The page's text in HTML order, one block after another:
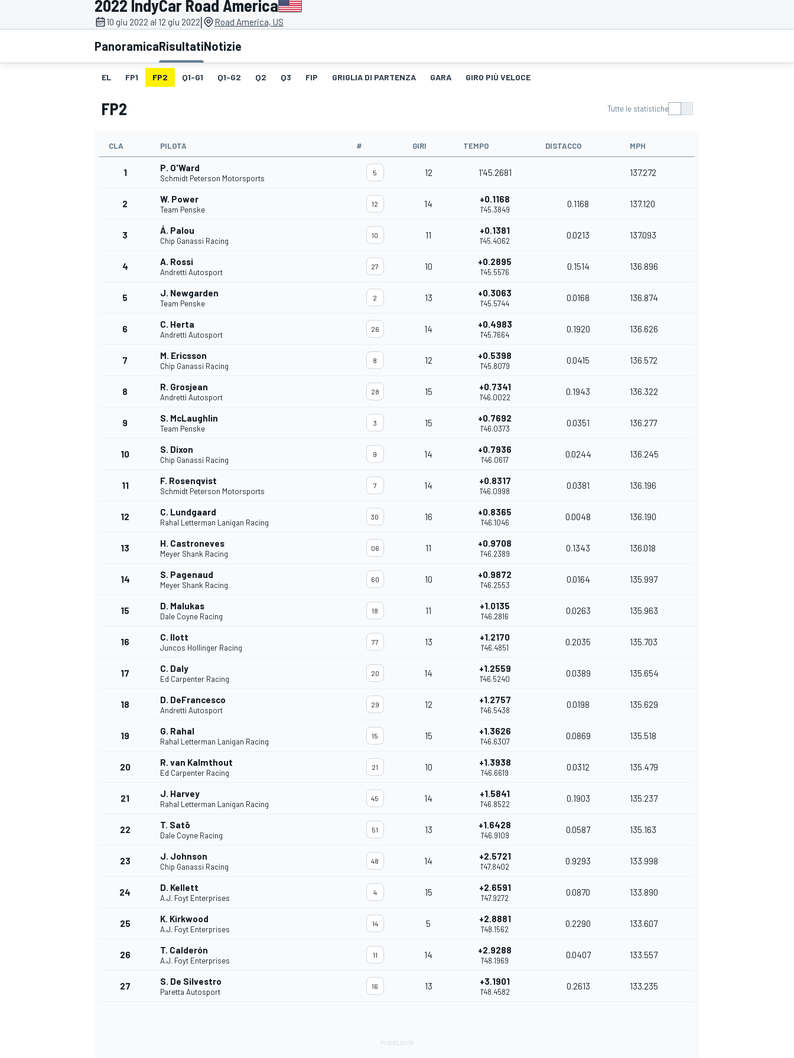
MOTOGP WEC
WRC
MONOPOSTO
2022 IndyCar Road America
10 giu 2022 al 12 giu 2022| Road America, US
PanoramicaRisultatiNotizie
EL FP1 FP2 Q1-G1 Q1-G2 Q2 Q3 FIP GRIGLIA DI PARTENZA GARA GIRO PIÙ VELOCE
FP2 Tutte le statistiche
CLA PILOTA # GIRI TEMPO DISTACCO MPH
1 P. O'Ward
Schmidt Peterson Motorsports
5 12 1'45.2681 137.272
2 W. Power
Team Penske
12 14 +0.1168
1'45.3849
0.1168 137.120
3 Á. Palou
Chip Ganassi Racing
10 11 +0.1381
1'45.4062
0.0213 137.093
4 A. Rossi
Andretti Autosport
27 10 +0.2895
1'45.5576
0.1514 136.896
5 J. Newgarden
Team Penske
2 13 +0.3063
1'45.5744
0.0168 136.874
6 C. Herta
Andretti Autosport
26 14 +0.4983
1'45.7664
0.1920 136.626
7 M. Ericsson
Chip Ganassi Racing
8 12 +0.5398
1'45.8079
0.0415 136.572
8 R. Grosjean
Andretti Autosport
28 15 +0.7341
1'46.0022
0.1943 136.322
9 S. McLaughlin
Team Penske
3 15 +0.7692
1'46.0373
0.0351 136.277
10 S. Dixon
Chip Ganassi Racing
9 14 +0.7936
1'46.0617
0.0244 136.245
11 F. Rosenqvist
Schmidt Peterson Motorsports
7 14 +0.8317
1'46.0998
0.0381 136.196
12 C. Lundgaard
Rahal Letterman Lanigan Racing
30 16 +0.8365
1'46.1046
0.0048 136.190
13 H. Castroneves
Meyer Shank Racing
06 11 +0.9708
1'46.2389
0.1343 136.018
14 S. Pagenaud
Meyer Shank Racing
60 10 +0.9872
1'46.2553
0.0164 135.997
15 D. Malukas
Dale Coyne Racing
18 11 +1.0135
1'46.2816
0.0263 135.963
16 C. Ilott
Juncos Hollinger Racing
77 13 +1.2170
1'46.4851
0.2035 135.703
17 C. Daly
Ed Carpenter Racing
20 14 +1.2559
1'46.5240
0.0389 135.654
18 D. DeFrancesco
Andretti Autosport
29 12 +1.2757
1'46.5438
0.0198 135.629
19 G. Rahal
Rahal Letterman Lanigan Racing
15 15 +1.3626
1'46.6307
0.0869 135.518
20 R. van Kalmthout
Ed Carpenter Racing
21 10 +1.3938
1'46.6619
0.0312 135.479
21 J. Harvey
Rahal Letterman Lanigan Racing
45 14 +1.5841
1'46.8522
0.1903 135.237
22 T. Satō
Dale Coyne Racing
51 13 +1.6428
1'46.9109
0.0587 135.163
23 J. Johnson
Chip Ganassi Racing
48 14 +2.5721
1'47.8402
0.9293 133.998
24 D. Kellett
A.J. Foyt Enterprises
4 15 +2.6591
1'47.9272
0.0870 133.890
25 K. Kirkwood
A.J. Foyt Enterprises
14 5 +2.8881
1'48.1562
0.2290 133.607
26 T. Calderón
A.J. Foyt Enterprises
11 14 +2.9288
1'48.1969
0.0407 133.557
27 S. De Silvestro
Paretta Autosport
16 13 +3.1901
1'48.4582
0.2613 133.235